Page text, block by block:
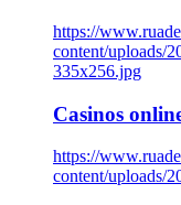
https://
content/uploads/
335x256.jpg
Casinos
https://
content/uploads/